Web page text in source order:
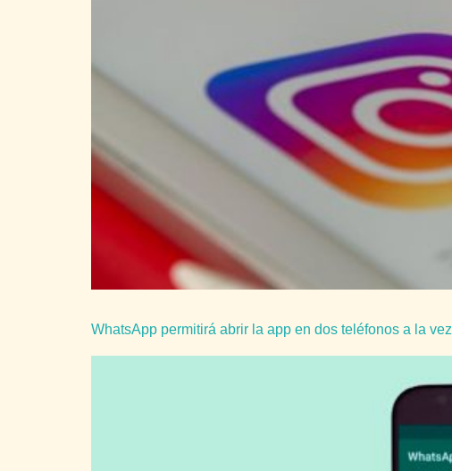
WhatsApp permitirá abrir la app en dos teléfonos a la vez